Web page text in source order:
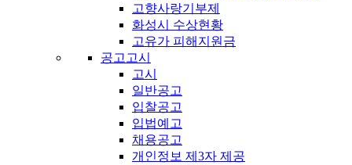
고향사랑기부제
화성시 수상현황
고유가 피해지원금
공고고시
고시
일반공고
입찰공고
입법예고
채용공고
개인정보 제3자 제공